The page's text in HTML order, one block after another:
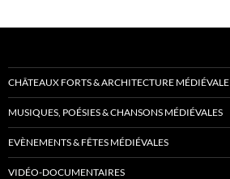
CHÂTEAUX FORTS & ARCHITECTURE MÉDIÉVALE
MUSIQUES, POÉSIES & CHANSONS MÉDIÉVALES
EVÈNEMENTS & FÊTES MÉDIÉVALES
VIDÉO-DOCUMENTAIRES